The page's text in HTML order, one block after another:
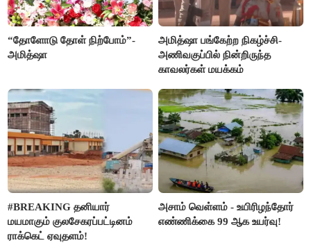
“தோளோடு தோள் நிற்போம்”-
அமித்ஷா
அமித்ஷா பங்கேற்ற நிகழ்ச்சி-
அணிவகுப்பில் நின்றிருந்த
காவலர்கள் மயக்கம்
#BREAKING தனியார்
மயமாகும் குலசேகரப்பட்டினம்
ராக்கெட் ஏவுதளம்!
அசாம் வெள்ளம் - உயிரிழந்தோர்
எண்ணிக்கை 99 ஆக உயர்வு!